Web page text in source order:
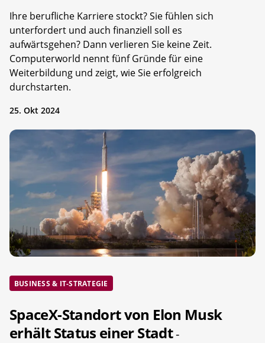
Ihre berufliche Karriere stockt? Sie fühlen sich
unterfordert und auch finanziell soll es
aufwärtsgehen? Dann verlieren Sie keine Zeit.
Computerworld nennt fünf Gründe für eine
Weiterbildung und zeigt, wie Sie erfolgreich
durchstarten.
25. Okt 2024
BUSINESS & IT-STRATEGIE
SpaceX-Standort von Elon Musk
erhält Status einer Stadt-